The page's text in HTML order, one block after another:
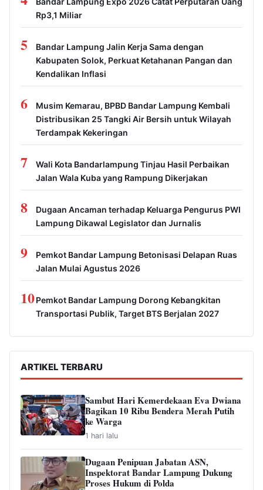
Rp3,1 Miliar
5
Bandar Lampung Jalin Kerja Sama dengan
Kabupaten Solok, Perkuat Ketahanan Pangan dan
Kendalikan Inflasi
6
Musim Kemarau, BPBD Bandar Lampung Kembali
Distribusikan 25 Tangki Air Bersih untuk Wilayah
Terdampak Kekeringan
7
Wali Kota Bandarlampung Tinjau Hasil Perbaikan
Jalan Wala Kuba yang Rampung Dikerjakan
8
Dugaan Ancaman terhadap Keluarga Pengurus PWI
Lampung Dikawal Legislator dan Jurnalis
9
Pemkot Bandar Lampung Betonisasi Delapan Ruas
Jalan Mulai Agustus 2026
10Pemkot Bandar Lampung Dorong Kebangkitan
Transportasi Publik, Target BTS Berjalan 2027
ARTIKEL TERBARU
Sambut Hari Kemerdekaan Eva Dwiana
Bagikan 10 Ribu Bendera Merah Putih
ke Warga
1 hari lalu
Dugaan Penipuan Jabatan ASN,
Inspektorat Bandar Lampung Dukung
Proses Hukum di Polda